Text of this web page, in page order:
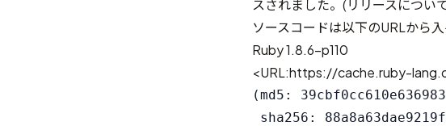
スされました。(リリースについ
ソースコードは以下のURLから入
Ruby 1.8.6-p110
<URL:https://cache.ruby-
(md5:
sha256: